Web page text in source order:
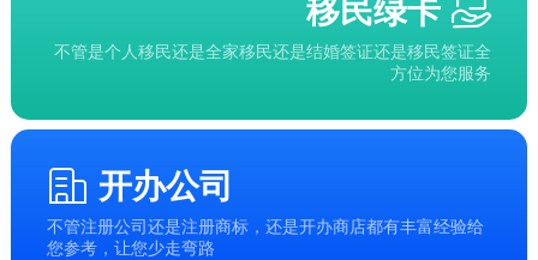
移民绿卡
不管是个人移民还是全家移民还是结婚签证还是移民签证全
方位为您服务
开办公司
不管注册公司还是注册商标，还是开办商店都有丰富经验给
您参考，让您少走弯路